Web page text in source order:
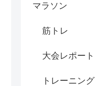
マラソン
筋トレ
大会レポート
トレーニング